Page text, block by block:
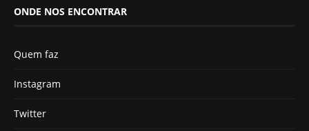
ONDE NOS ENCONTRAR
Quem faz
Instagram
Twitter